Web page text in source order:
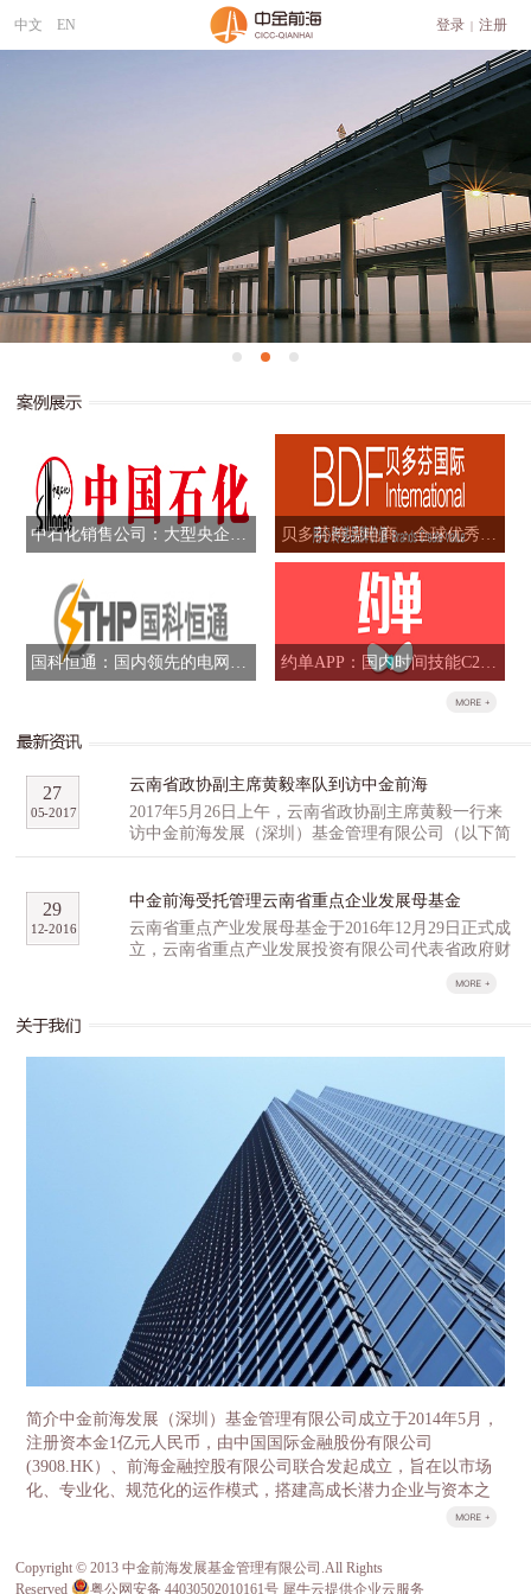
中文 EN 登录 | 注册
中石化销售公司：大型央企混合所有制改革标志性项目 贝多芬跨境电商：全球优秀品牌跨境B2B全网运营商
国科恒通：国内领先的电网信息化解决方案提供商 约单APP：国内时间技能C2C交易平台
云南省政协副主席黄毅率队到访中金前海
2017年5月26日上午，云南省政协副主席黄毅一行来
访中金前海发展（深圳）基金管理有限公司（以下简
称“中金前海”），与中金前海副总经理石明达、董事
业发展母基金（以下简称“云南母基金”）等事宜进行
了深入研讨交流。 黄毅一行对公司的产业基金
管理经验和投资项目进行了重点了解，并就云南生物
及高原特色农业创新创业产业园区的提案，以及配套
的孵化招商投融资方面经验进行了广泛的探讨。他表
通。 中金前海副总经理石明达首先介绍了中金
前海的基本情况和发展历程，总结了前海自贸区在产
业基金及特色小镇方面的经验。 中金前海董事总经
理胡祺昊则作为云南母基金的主要负责人，对中金前
海管理的云南母基金、氢能源基金等重要的区域性、
行业性代表基金做了介绍，并交流了过去几年公司投
资的重要项目，如中石化、百果园、坚果微影院、万
色城等。其中中国果业龙头百果园项目因为与云南的
农业科技和高原特色产业相关度高，经营模式先进，
规模领先、受到大家的重点关注和热烈讨论，昭通野
苹果案例更是令云南的客人赞叹不已。宾主相约邀请
百果园的管理层与云南农科院以及高原特色果业的龙
头企业进行成体系的对接，推动实现高品质云南水果
跨省跨季，市场驱动的良性发展。 目前，中金
前海实际投资规模已达130亿元，管理资产规模超200
亿。不仅获得证券时报评选的2016年最具成长性创投
机构称号，中金前海董事总经理胡祺昊也获得了2016
年最佳新锐投资人的称号，所投项目多次入选清科、
投中等行业领先排名。其股东中金公司和前海金控分
别管理着国家新兴产业创业投资引导基金、成都前海
2017
-
05
27
中金前海受托管理云南省重点企业发展母基金
云南省重点产业发展母基金于2016年12月29日正式成
立，云南省重点产业发展投资有限公司代表省政府财
基金、尚融资本、百果园等多家机构作为第一批战略
规模。 云南省重点产业发展基金分为母基金和子基
改革委牵头，委托中金前海（深圳）基金管理有限公
司负责具体运营管理。省政府授权省发展改革委履行
政府出资人职责，首期整合省级财政资金16亿元，逐
年整合省级财政中扶持产业发展50%左右的存量资金
以及全部新增投入部分，加上子基金收益的滚动使
用，5年争取整合100亿元左右资金作为引导资金，母
基金管理公司按照1:1-1:2的比例进行社会募集，首期
母基金规模达到32亿元-48亿元、5年达到200亿元-300
亿元。 子基金由各重点产业领导小组牵头，按照“一
个产业、一支基金”的思路，分别设立8个重点产业发
展子基金，同时设立1个并购基金和1个国际产能合作
基金服务8个重点产业，按照“成熟一支、设立一
支”的原则，经母基金管理人中金前海（深圳）基金
管理有限公司核准设立。 云南省发展改革委作为政
情况，确保基金稳健运作。设立产业投资基金是一项
重大改革和创新工作，对于更好发挥财政资金对社会
资金的引导作用，充分发挥市场在资源配置中的决定
性作用，优化财政资金支持方式，顺利推进重点产业
2016
-
12
29
关于我们
简介中金前海发展（深圳）基金管理有限公司成立于2014年5月，
注册资本金1亿元人民币，由中国国际金融股份有限公司
(3908.HK）、前海金融控股有限公司联合发起成立，旨在以市场
化、专业化、规范化的运作模式，搭建高成长潜力企业与资本之
间的桥梁。 荣誉公司于2014年底荣获由深圳市前海管理局、前海
Copyright © 2013 中金前海发展基金管理有限公司.All Rights
Reserved
粤公网安备 44030502010161号 犀牛云提供企业云服务